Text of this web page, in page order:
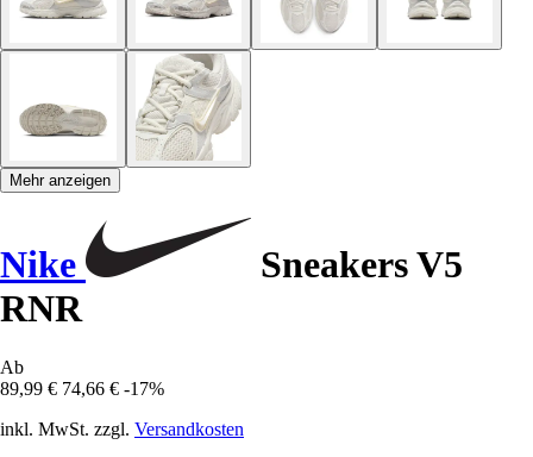
Mehr anzeigen
Nike
Sneakers V5
RNR
Ab
89,99 € 74,66 € -17%
inkl. MwSt. zzgl. Versandkosten